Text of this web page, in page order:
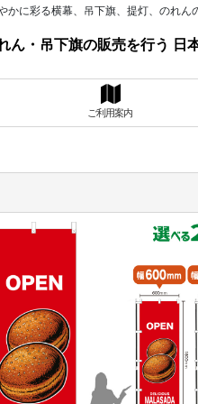
かに彩る横幕、吊下旗、提灯、のれん
ん・吊下旗の販売を行う 日
ご利用案内